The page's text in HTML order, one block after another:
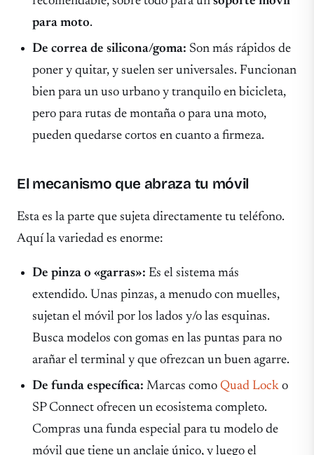
para moto.
De correa de silicona/goma: Son más rápidos de
poner y quitar, y suelen ser universales. Funcionan
bien para un uso urbano y tranquilo en bicicleta,
pero para rutas de montaña o para una moto,
pueden quedarse cortos en cuanto a firmeza.
El mecanismo que abraza tu móvil
Esta es la parte que sujeta directamente tu teléfono.
Aquí la variedad es enorme:
De pinza o «garras»: Es el sistema más
extendido. Unas pinzas, a menudo con muelles,
sujetan el móvil por los lados y/o las esquinas.
Busca modelos con gomas en las puntas para no
arañar el terminal y que ofrezcan un buen agarre.
De funda específica: Marcas como Quad Lock o
SP Connect ofrecen un ecosistema completo.
Compras una funda especial para tu modelo de
móvil que tiene un anclaje único, y luego el